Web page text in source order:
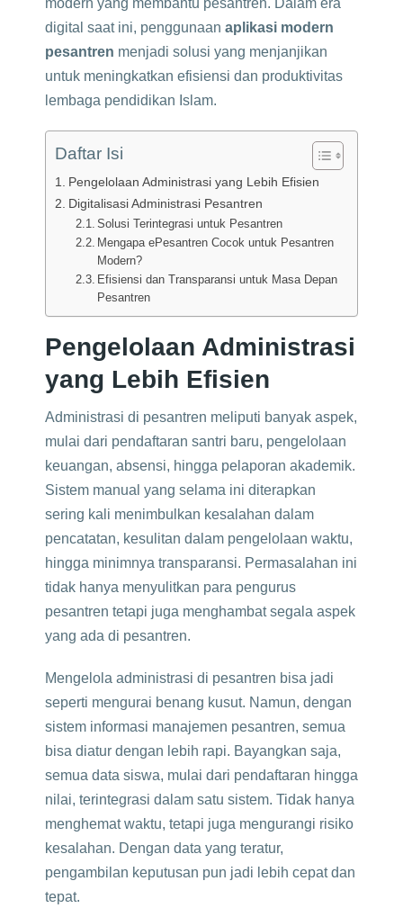
modern yang membantu pesantren. Dalam era
digital saat ini, penggunaan aplikasi modern
pesantren menjadi solusi yang menjanjikan
untuk meningkatkan efisiensi dan produktivitas
lembaga pendidikan Islam.
Daftar Isi
Pengelolaan Administrasi yang Lebih Efisien
Digitalisasi Administrasi Pesantren
Solusi Terintegrasi untuk Pesantren
Mengapa ePesantren Cocok untuk Pesantren
Modern?
Efisiensi dan Transparansi untuk Masa Depan
Pesantren
Pengelolaan Administrasi
yang Lebih Efisien
Administrasi di pesantren meliputi banyak aspek,
mulai dari pendaftaran santri baru, pengelolaan
keuangan, absensi, hingga pelaporan akademik.
Sistem manual yang selama ini diterapkan
sering kali menimbulkan kesalahan dalam
pencatatan, kesulitan dalam pengelolaan waktu,
hingga minimnya transparansi. Permasalahan ini
tidak hanya menyulitkan para pengurus
pesantren tetapi juga menghambat segala aspek
yang ada di pesantren.
Mengelola administrasi di pesantren bisa jadi
seperti mengurai benang kusut. Namun, dengan
sistem informasi manajemen pesantren, semua
bisa diatur dengan lebih rapi. Bayangkan saja,
semua data siswa, mulai dari pendaftaran hingga
nilai, terintegrasi dalam satu sistem. Tidak hanya
menghemat waktu, tetapi juga mengurangi risiko
kesalahan. Dengan data yang teratur,
pengambilan keputusan pun jadi lebih cepat dan
tepat.